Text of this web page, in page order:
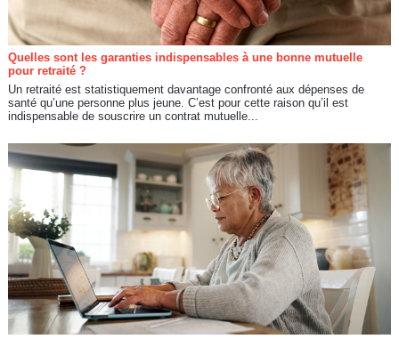
Quelles sont les garanties indispensables à une bonne mutuelle
pour retraité ?
Un retraité est statistiquement davantage confronté aux dépenses de
santé qu’une personne plus jeune. C’est pour cette raison qu’il est
indispensable de souscrire un contrat mutuelle...